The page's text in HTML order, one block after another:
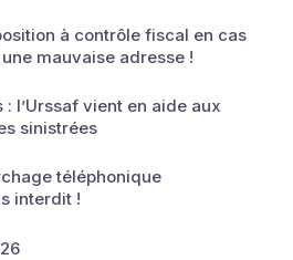
à contrôle fiscal en cas
une mauvaise adresse !
: l’Urssaf vient en aide aux
sinistrées
téléphonique
interdit !